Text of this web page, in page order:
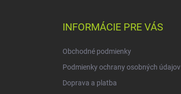
INFORMÁCIE PRE VÁS
Obchodné podmienky
Podmienky ochrany osobných údajov
Doprava a platba